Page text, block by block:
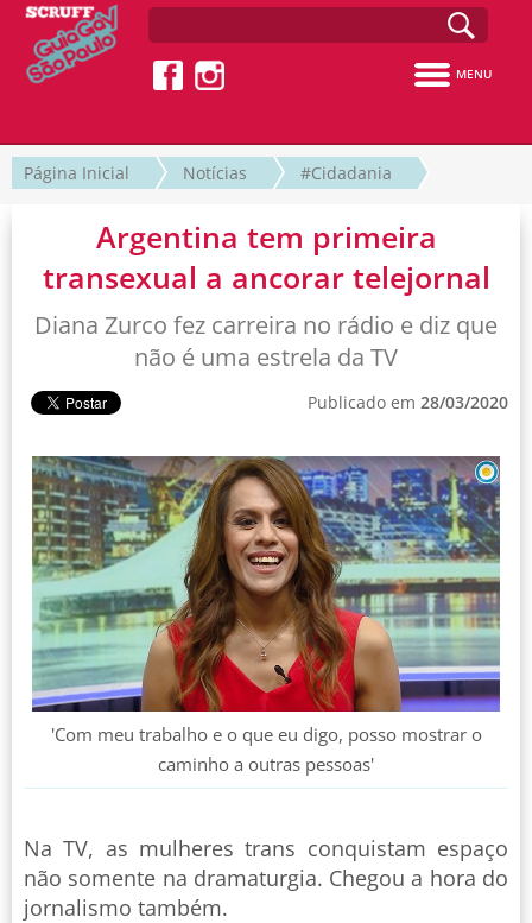
MENU
Página Inicial Notícias #Cidadania
Argentina tem primeira
transexual a ancorar telejornal
Diana Zurco fez carreira no rádio e diz que
não é uma estrela da TV
Publicado em 28/03/2020
'Com meu trabalho e o que eu digo, posso mostrar o
caminho a outras pessoas'
Na TV, as mulheres trans conquistam espaço
não somente na dramaturgia. Chegou a hora do
jornalismo também.